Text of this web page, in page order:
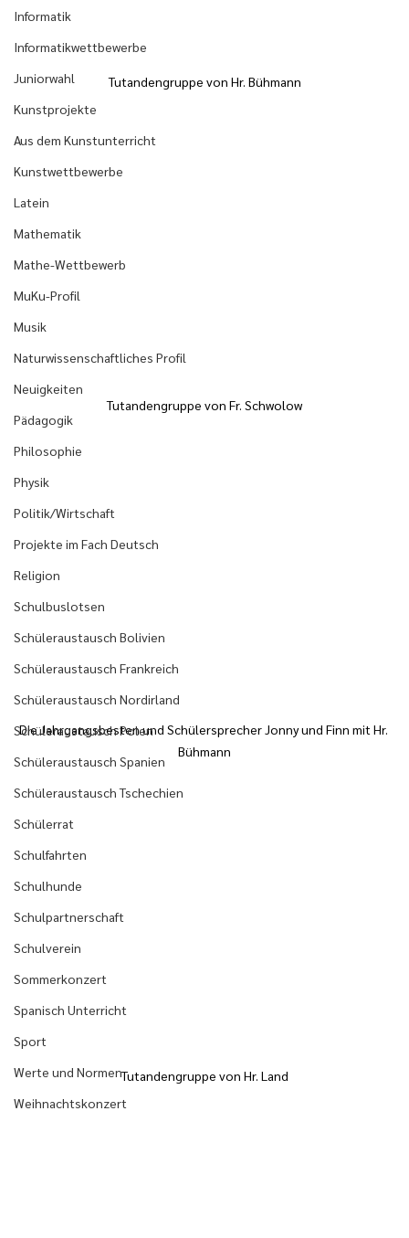
Informatik
Informatikwettbewerbe
Juniorwahl
Kunstprojekte
Aus dem Kunstunterricht
Kunstwettbewerbe
Latein
Mathematik
Mathe-Wettbewerb
MuKu-Profil
Musik
Naturwissenschaftliches Profil
Neuigkeiten
Pädagogik
Philosophie
Physik
Politik/Wirtschaft
Projekte im Fach Deutsch
Religion
Schulbuslotsen
Schüleraustausch Bolivien
Schüleraustausch Frankreich
Schüleraustausch Nordirland
Schüleraustausch Polen
Schüleraustausch Spanien
Schüleraustausch Tschechien
Schülerrat
Schulfahrten
Schulhunde
Schulpartnerschaft
Schulverein
Sommerkonzert
Spanisch Unterricht
Sport
Werte und Normen
Weihnachtskonzert
Tutandengruppe von Hr. Bühmann
Tutandengruppe von Fr. Schwolow
Die Jahrgangsbesten und Schülersprecher Jonny und Finn mit Hr.
Bühmann
Tutandengruppe von Hr. Land